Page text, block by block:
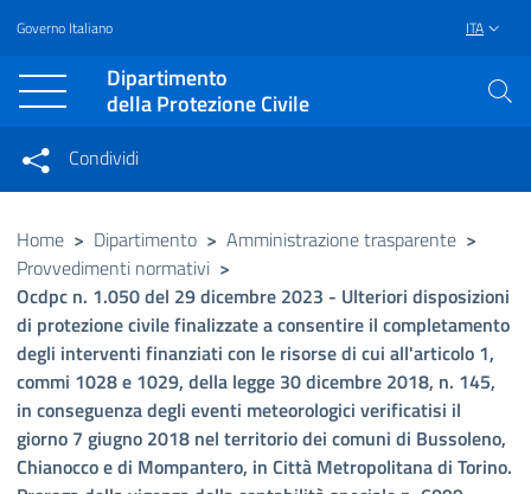
Vai al contenuto principale
Raggiungi il piè di pagina
Governo Italiano ITA
Dipartimento
della Protezione Civile
Condividi su Facebook
Condividi su Twitter
Condividi su LinkedIn
Condividi
Condividi sui social network
Home > Dipartimento > Amministrazione trasparente >
Provvedimenti normativi >
Ocdpc n. 1.050 del 29 dicembre 2023 - Ulteriori disposizioni
di protezione civile finalizzate a consentire il completamento
degli interventi finanziati con le risorse di cui all'articolo 1,
commi 1028 e 1029, della legge 30 dicembre 2018, n. 145,
in conseguenza degli eventi meteorologici verificatisi il
giorno 7 giugno 2018 nel territorio dei comuni di Bussoleno,
Chianocco e di Mompantero, in Città Metropolitana di Torino.